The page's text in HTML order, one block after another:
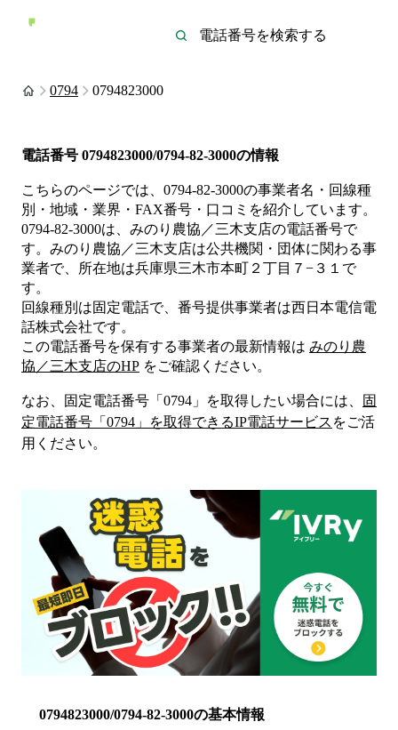
0794 0794823000
電話番号 0794823000/0794-82-3000の情報
こちらのページでは、 0794-82-3000の事業者名・回線種
別・地域・業界・FAX番号・口コミを紹介しています。
0794-82-3000は、 みのり農協／三木支店の電話番号で
す。 みのり農協／三木支店は公共機関・団体に関わる事
業者で、所在地は兵庫県三木市本町２丁目７−３１ で
す。
回線種別は固定電話で、番号提供事業者は西日本電信電
話株式会社です。
この電話番号を保有する事業者の最新情報は みのり農
協／三木支店のHP をご確認ください。
なお、固定電話番号「 0794 」を取得したい場合には、
固
定電話番号「 0794 」を取得できるIP電話サービス をご活
用ください。
0794823000/0794-82-3000の基本情報